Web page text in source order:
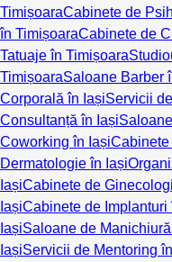
TimișoaraCabinete de
în TimișoaraCabinete de
Tatuaje în Timișoara
TimișoaraSaloane Barber
Corporală în IașiServicii
Consultanță în Iași
Coworking în IașiCabinete
Dermatologie în Iași
IașiCabinete de
IașiCabinete de Implanturi
IașiSaloane de
IașiServicii de Mentoring